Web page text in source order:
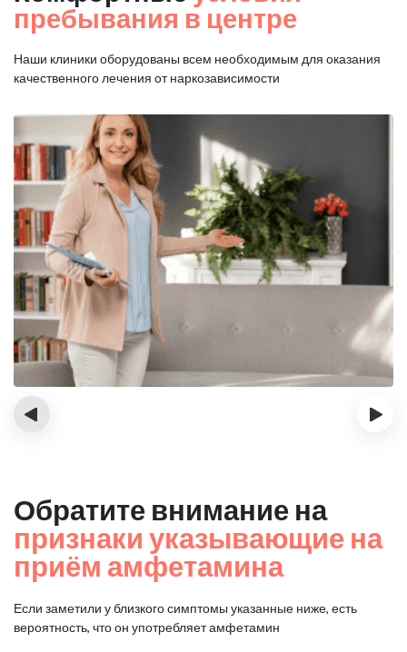
пребывания в центре
Наши клиники оборудованы всем необходимым для оказания
качественного лечения от наркозависимости
‹ ›
Обратите внимание на
признаки указывающие на
приём амфетамина
Если заметили у близкого симптомы указанные ниже, есть
вероятность, что он употребляет амфетамин